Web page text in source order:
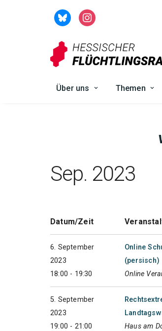
Über uns Themen
Sep. 2023
Datum/Zeit
6. September
2023
18:00 - 19:30
Online
(persisch)
Online
5. September
2023
19:00 - 21:00
Haus am